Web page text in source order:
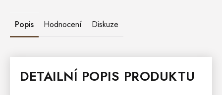
Popis Hodnocení Diskuze
DETAILNÍ POPIS PRODUKTU